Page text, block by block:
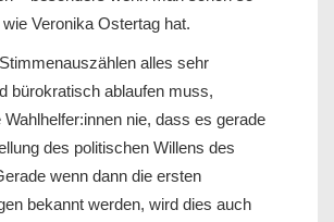
Veronika Ostertag hat.
alles sehr
bürokratisch ablaufen muss,
nie, dass es gerade
des politischen Willens des
wenn dann die ersten
bekannt werden, wird dies auch